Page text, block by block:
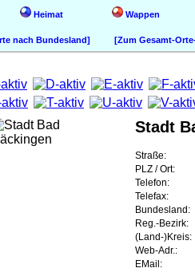
Heimat Wappen
nach Bundesland] [Zum Gesamt-
Stadt
Straße:
PLZ / Ort:
Telefon:
Telefax:
Bundesland:
Reg.-Bezirk:
(Land-)Kreis:
Web-Adr.:
EMail: